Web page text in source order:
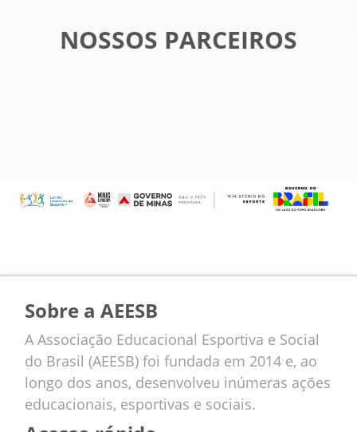
NOSSOS PARCEIROS
Sobre a AEESB
A Associação Educacional Esportiva e Social
do Brasil (AEESB) foi fundada em 2014 e, ao
longo dos anos, desenvolveu inúmeras ações
educacionais, esportivas e sociais.